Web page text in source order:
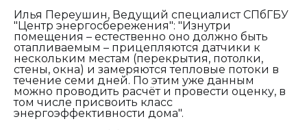
Илья Переушин, Ведущий специалист СПбГБУ
"Центр энергосбережения": "Изнутри
помещения – естественно оно должно быть
отапливаемым – прицепляются датчики к
нескольким местам (перекрытия, потолки,
стены, окна) и замеряются тепловые потоки в
течение семи дней. По этим уже данным
можно проводить расчёт и провести оценку, в
том числе присвоить класс
энергоэффективности дома".